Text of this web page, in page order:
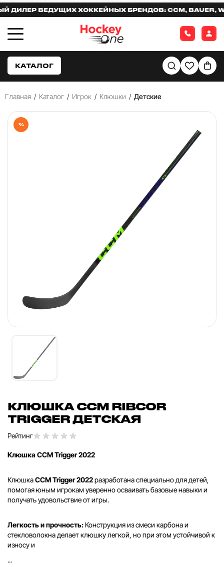
ВЕДУЩИХ ХОККЕЙНЫХ БРЕНДОВ: CCM, BAUER,
КАТАЛОГ
Главная / Каталог / Игрок / Клюшки / Детские
%
КЛЮШКА CCM RIBCOR
TRIGGER ДЕТСКАЯ
Рейтинг
Клюшка CCM Trigger 2022
КлюшкаCCM Trigger 2022разработана специально для детей,
помогая юным игрокам уверенно осваивать базовые навыки и
получать удовольствие от игры.
Легкость и прочность:Конструкция из смеси карбона и
стекловолокна делает клюшку легкой, но при этом устойчивой к
износу и
...